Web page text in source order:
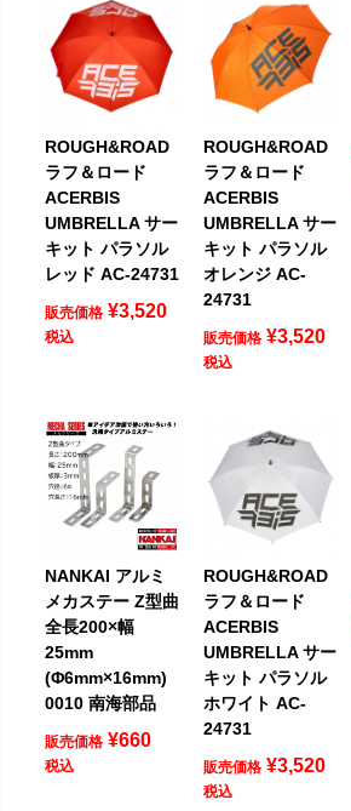
ROUGH&ROAD
ラフ＆ロード
ACERBIS
UMBRELLA サー
キット パラソル
レッド AC-24731
販売価格 ¥3,520
税込
ROUGH&ROAD
ラフ＆ロード
ACERBIS
UMBRELLA サー
キット パラソル
オレンジ AC-
24731
販売価格 ¥3,520
税込
NANKAI アルミ
メカステー Z型曲
全長200×幅
25mm
(Φ6mm×16mm)
0010 南海部品
販売価格 ¥660
税込
ROUGH&ROAD
ラフ＆ロード
ACERBIS
UMBRELLA サー
キット パラソル
ホワイト AC-
24731
販売価格 ¥3,520
税込